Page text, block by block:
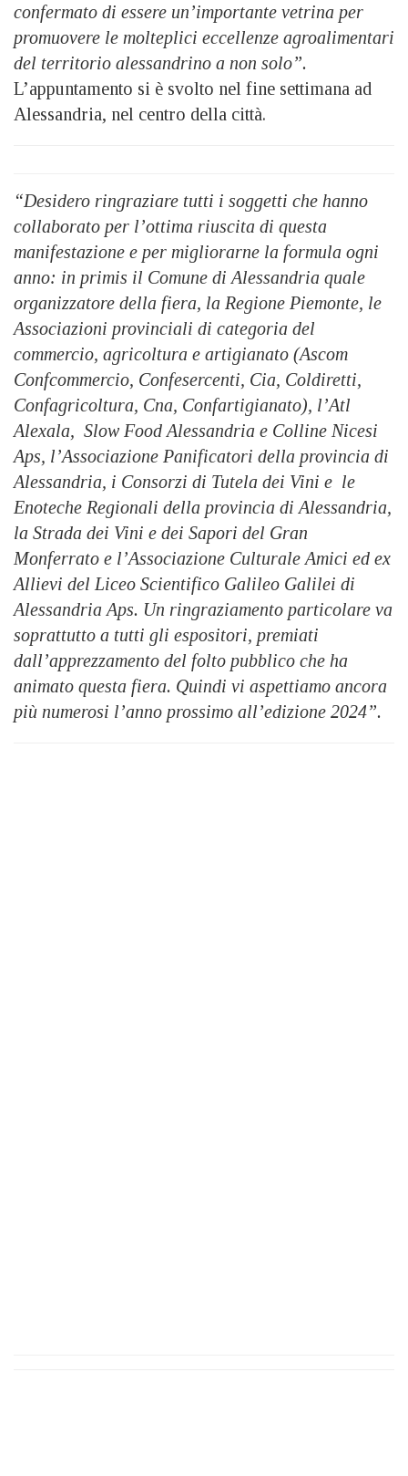
confermato di essere un’importante vetrina per
promuovere le molteplici eccellenze agroalimentari
del territorio alessandrino a non solo”.
L’appuntamento si è svolto nel fine settimana ad
Alessandria, nel centro della città.
“Desidero ringraziare tutti i soggetti che hanno
collaborato per l’ottima riuscita di questa
manifestazione e per migliorarne la formula ogni
anno: in primis il Comune di Alessandria quale
organizzatore della fiera, la Regione Piemonte, le
Associazioni provinciali di categoria del
commercio, agricoltura e artigianato (Ascom
Confcommercio, Confesercenti, Cia, Coldiretti,
Confagricoltura, Cna, Confartigianato), l’Atl
Alexala, Slow Food Alessandria e Colline Nicesi
Aps, l’Associazione Panificatori della provincia di
Alessandria, i Consorzi di Tutela dei Vini e le
Enoteche Regionali della provincia di Alessandria,
la Strada dei Vini e dei Sapori del Gran
Monferrato e l’Associazione Culturale Amici ed ex
Allievi del Liceo Scientifico Galileo Galilei di
Alessandria Aps. Un ringraziamento particolare va
soprattutto a tutti gli espositori, premiati
dall’apprezzamento del folto pubblico che ha
animato questa fiera. Quindi vi aspettiamo ancora
più numerosi l’anno prossimo all’edizione 2024”.